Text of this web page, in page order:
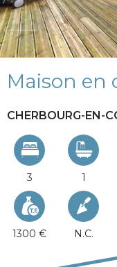
Maison en
CHERBOURG-EN-
3 1
1300 € N.C.